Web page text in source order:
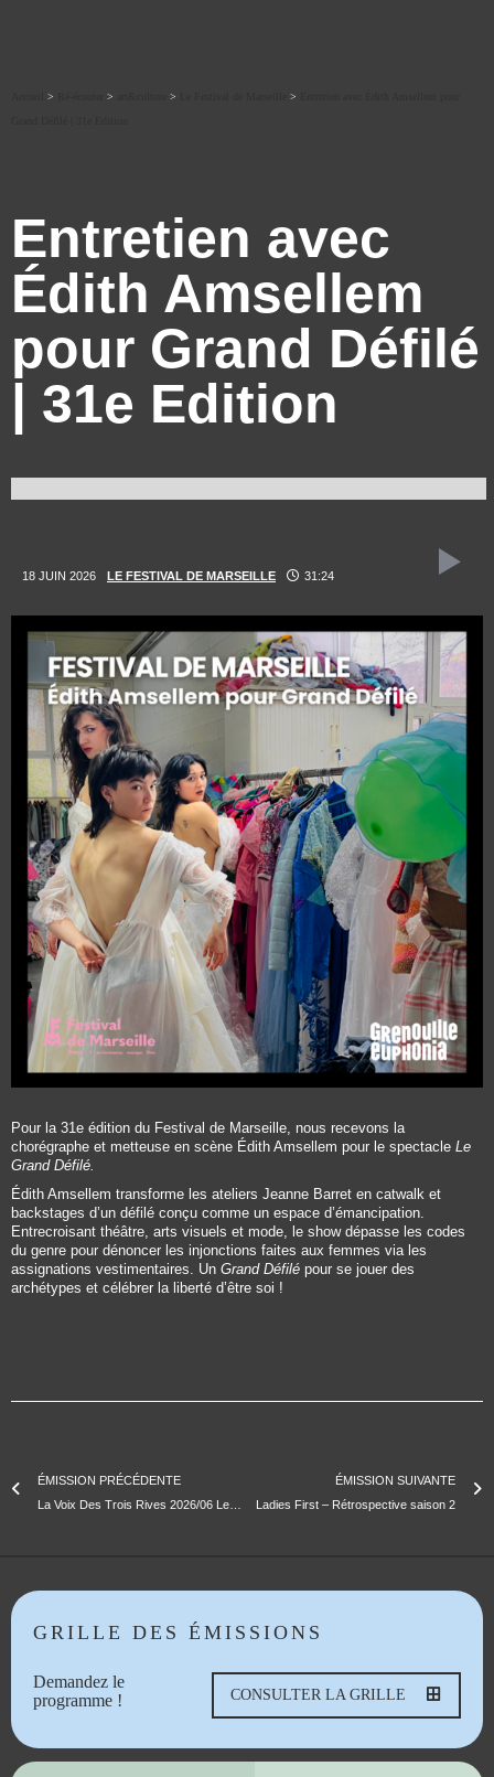
> > > >
Entretien avec
Édith Amsellem
pour Grand Défilé
| 31e Edition
18 JUIN 2026 LE FESTIVAL DE MARSEILLE 31:24
Pour la 31e édition du Festival de Marseille, nous recevons la
chorégraphe et metteuse en scène Édith Amsellem pour le spectacle Le
Grand Défilé.
Édith Amsellem transforme les ateliers Jeanne Barret en catwalk et
backstages d’un défilé conçu comme un espace d’émancipation.
Entrecroisant théâtre, arts visuels et mode, le show dépasse les codes
du genre pour dénoncer les injonctions faites aux femmes via les
assignations vestimentaires. Un Grand Défilé pour se jouer des
archétypes et célébrer la liberté d’être soi !
ÉMISSION PRÉCÉDENTE
ÉMISSION SUIVANTE
Ladies First – Rétrospective saison 2
GRILLE DES ÉMISSIONS
Demandez le
programme !
CONSULTER LA GRILLE